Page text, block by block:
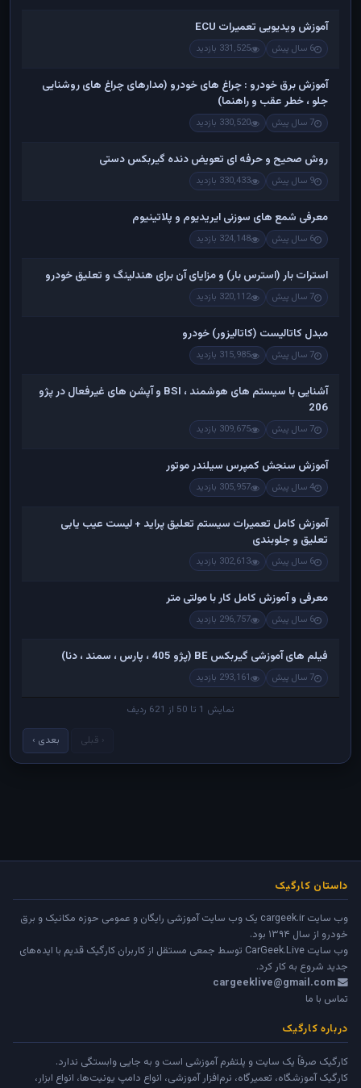
آموزش ویدیویی تعمیرات ECU
6 سال پیش 331,525 بازدید
آموزش برق خودرو : چراغ های خودرو (مدارهای چراغ های روشنایی
جلو ، خطر عقب و راهنما)
7 سال پیش 330,520 بازدید
روش صحیح و حرفه ای تعویض دنده گیربکس دستی
9 سال پیش 330,433 بازدید
معرفی شمع های سوزنی ایریدیوم و پلاتینیوم
6 سال پیش 324,148 بازدید
استرات بار (استرس بار) و مزایای آن برای هندلینگ و تعلیق خودرو
7 سال پیش 320,112 بازدید
مبدل کاتالیست (کاتالیزور) خودرو
7 سال پیش 315,985 بازدید
آشنایی با سیستم های هوشمند ، BSI و آپشن های غیرفعال در پژو
206
7 سال پیش 309,675 بازدید
آموزش سنجش کمپرس سیلندر موتور
4 سال پیش 305,957 بازدید
آموزش کامل تعمیرات سیستم تعلیق پراید + لیست عیب یابی
تعلیق و جلوبندی
6 سال پیش 302,613 بازدید
معرفی و آموزش کامل کار با مولتی متر
6 سال پیش 296,757 بازدید
فیلم های آموزشی گیربکس BE (پژو 405 ، پارس ، سمند ، دنا)
7 سال پیش 293,161 بازدید
نمایش 1 تا 50 از 621 ردیف
‹ قبلی بعدی ›
داستان کارگیک
وب سایت cargeek.ir یک وب سایت آموزشی رایگان و عمومی حوزه مکانیک و برق
خودرو از سال ۱۳۹۴ بود.
وب سایت CarGeek.Live توسط جمعی مستقل از کاربران کارگیک قدیم با ایده‌های
جدید شروع به کار کرد.
cargeeklive@gmail.com
تماس با ما
درباره کارگیک
کارگیک صرفاً یک سایت و پلتفرم آموزشی است و به جایی وابستگی ندارد.
کارگیک آموزشگاه، تعمیرگاه، نرم‌افزار آموزشی، انواع دامپ یونیت‌ها، انواع ابزار،